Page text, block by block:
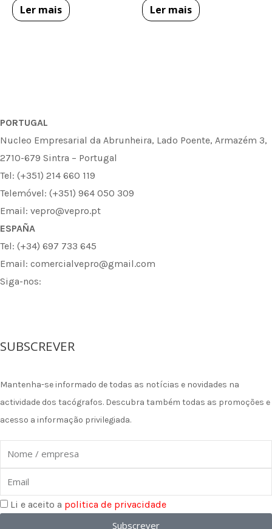
Ler mais Ler mais
PORTUGAL
Nucleo Empresarial da Abrunheira, Lado Poente, Armazém 3,
2710-679 Sintra – Portugal
Tel: (+351) 214 660 119
Telemóvel: (+351) 964 050 309
Email: vepro@vepro.pt
ESPAÑA
Tel: (+34) 697 733 645
Email: comercialvepro@gmail.com
Siga-nos:
a
c
e
b
o
o
n
s
t
a
g
r
n
k
e
d
i
SUBSCREVER
Mantenha-se informado de todas as notícias e novidades na
actividade dos tacógrafos. Descubra também todas as promoções e
acesso a informação privilegiada.
Nome
Li e aceito a politica de privacidade
Subscrever